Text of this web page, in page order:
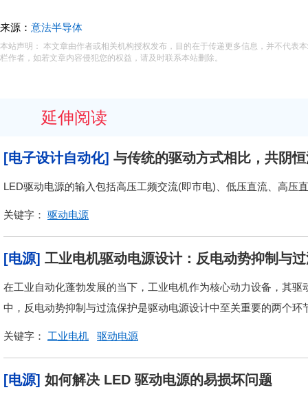
来源： 意法半导体
本站声明： 本文章由作者或相关机构授权发布，目的在于传递更多信息，并不代表
栏作者，如若文章内容侵犯您的权益，请及时联系本站删除。
延伸阅读
[电子设计自动化] 与传统的驱动方式相比，共阴
LED驱动电源的输入包括高压工频交流(即市电)、低压直流、高压
关键字： 驱动电源
[电源] 工业电机驱动电源设计：反电动势抑制与
在工业自动化蓬勃发展的当下，工业电机作为核心动力设备，其
中，反电动势抑制与过流保护是驱动电源设计中至关重要的两个
关键字： 工业电机 驱动电源
[电源] 如何解决 LED 驱动电源的易损坏问题